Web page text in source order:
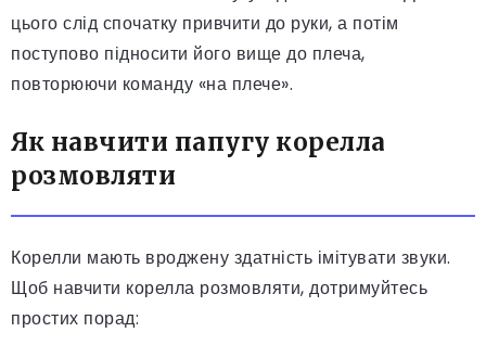
цього слід спочатку привчити до руки, а потім
поступово підносити його вище до плеча,
повторюючи команду «на плече».
Як навчити папугу корелла
розмовляти
Корелли мають вроджену здатність імітувати звуки.
Щоб навчити корелла розмовляти, дотримуйтесь
простих порад: